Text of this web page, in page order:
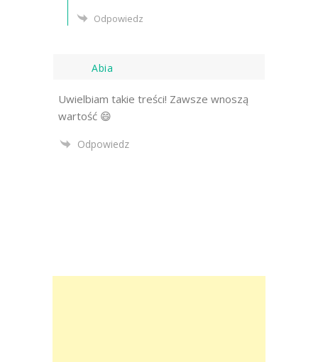
Odpowiedz
Abia
Uwielbiam takie treści! Zawsze wnoszą
wartość 😄
Odpowiedz